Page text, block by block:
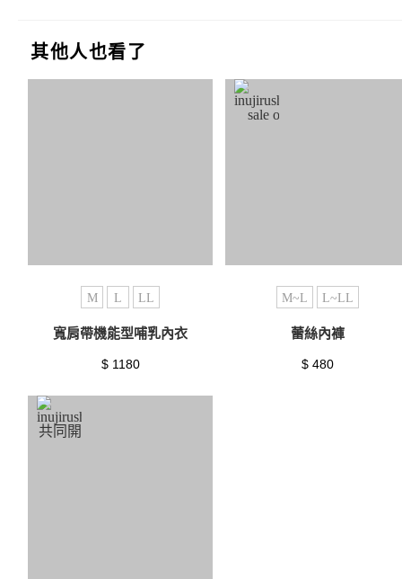
其他人也看了
M L LL
寬肩帶機能型哺乳內衣
$ 1180
M~L L~LL
蕾絲內褲
$ 480